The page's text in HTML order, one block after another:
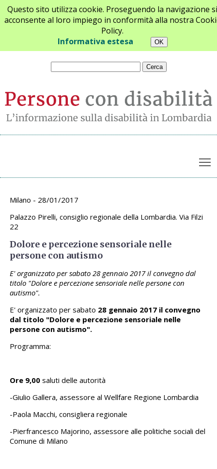
Questo sito utilizza cookie. Proseguendo la navigazione si
acconsente al loro impiego in conformità alla nostra
Policy.
Informativa estesa
Chi siamo Newsletter Contatti
Archivio appuntamenti
Milano - 28/01/2017
Palazzo Pirelli, consiglio regionale della Lombardia. Via Filzi
22
Dolore e percezione sensoriale nelle
persone con autismo
E' organizzato per sabato 28 gennaio 2017 il convegno dal
titolo "Dolore e percezione sensoriale nelle persone con
autismo".
E' organizzato per sabato 28 gennaio 2017 il convegno
dal titolo "Dolore e percezione sensoriale nelle
persone con autismo".
Programma:
Ore 9,00 saluti delle autorità
-Giulio Gallera, assessore al Wellfare Regione Lombardia
-Paola Macchi, consigliera regionale
-Pierfrancesco Majorino, assessore alle politiche sociali del
Comune di Milano